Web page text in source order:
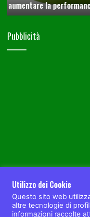
Camminare per stare in
Pubblicità
Utilizzo dei Cookie
Questo sito web
altre tecnologie di
informazioni raccolte